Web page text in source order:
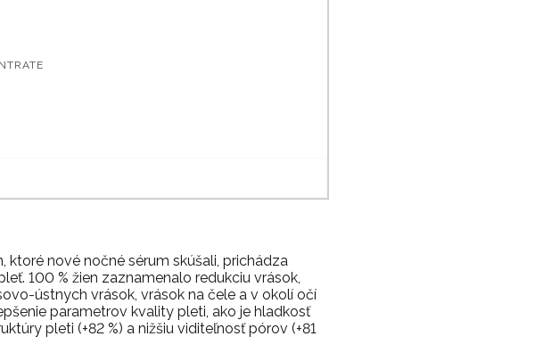
nové nočné sérum skúšali, prichádza
100 % žien zaznamenalo redukciu vrások,
ústnych vrások, vrások na čele a v okolí očí
parametrov kvality pleti, ako je hladkosť
pleti (+82 %) a nižšiu viditeľnosť pórov (+81